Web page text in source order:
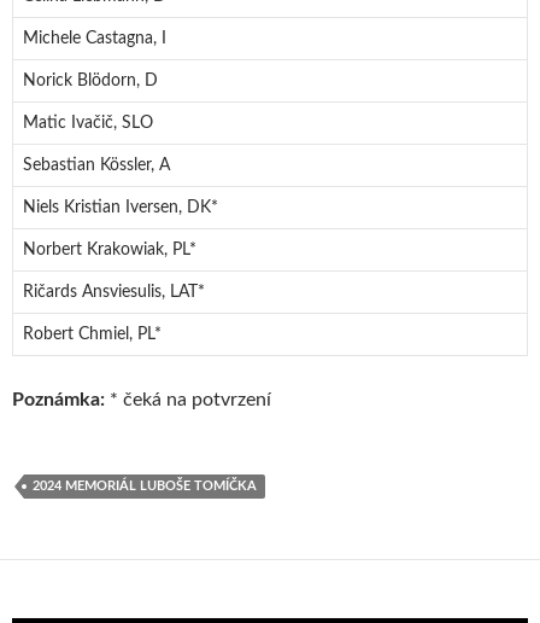
Michele Castagna, I
Norick Blödorn, D
Matic Ivačič, SLO
Sebastian Kössler, A
Niels Kristian Iversen, DK*
Norbert Krakowiak, PL*
Ričards Ansviesulis, LAT*
Robert Chmiel, PL*
Poznámka: * čeká na potvrzení
2024 MEMORIÁL LUBOŠE TOMÍČKA